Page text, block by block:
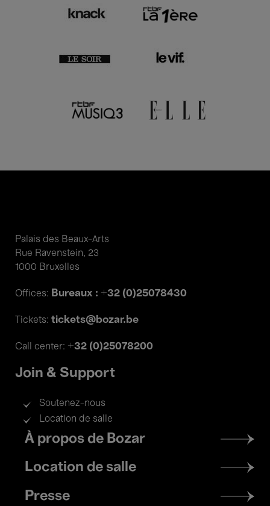
Palais des Beaux-Arts
Rue Ravenstein, 23
1000 Bruxelles
Offices: Bureaux : +32 (0)25078430
Tickets: tickets@bozar.be
Call center: +32 (0)25078200
Join & Support
Soutenez-nous
Location de salle
Footer
menu
À propos de Bozar
Location de salle
Presse